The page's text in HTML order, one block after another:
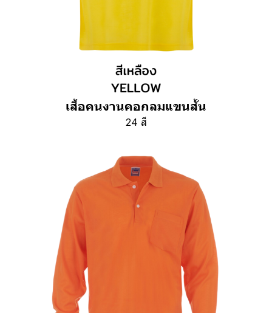
เสื้อคนงานคอกลมแขนสั้น
24 สี